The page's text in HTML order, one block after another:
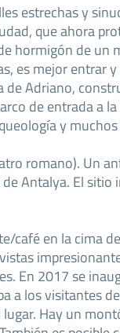
estrechas y
que ahora
hormigón de un
es mejor entrar
de Adriano,
de entrada a
y
romano). Un
Antalya. El sitio
café en la cima
En 2017 se
a los visitantes
Hay un